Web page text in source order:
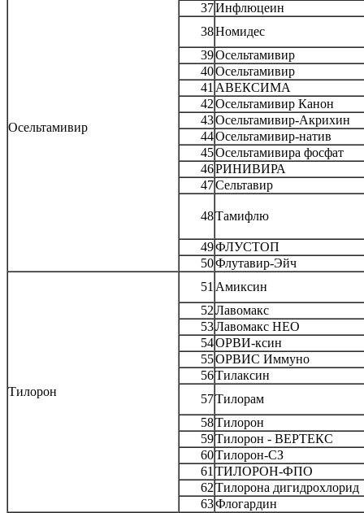
Осельтамивир
37Инфлюцеин
38Номидес
39Осельтамивир
40Осельтамивир
41 АВЕКСИМА
42Осельтамивир Канон
43Осельтамивир-Акрихин
44Осельтамивир-натив
45Осельтамивира фосфат
46РИНИВИРА
47Сельтавир
48Тамифлю
49ФЛУСТОП
50Флутавир-Эйч
Тилорон
51 Амиксин
52Лавомакс
53Лавомакс НЕО
54ОРВИ-ксин
55ОРВИС Иммуно
56Тилаксин
57Тилорам
58Тилорон
59Тилорон - ВЕРТЕКС
60Тилорон-СЗ
61 ТИЛОРОН-ФПО
62Тилорона дигидрохлорид
63Флогардин